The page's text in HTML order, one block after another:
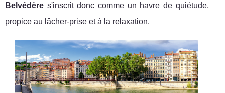
Belvédère s'inscrit donc comme un havre de quiétude,
propice au lâcher-prise et à la relaxation.